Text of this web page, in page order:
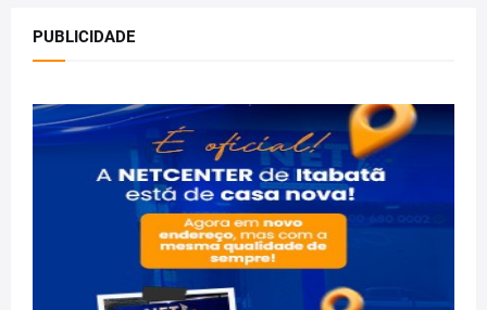
PUBLICIDADE